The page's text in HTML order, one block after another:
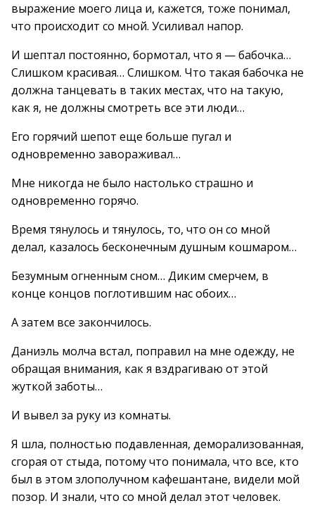
выражение моего лица и, кажется, тоже понимал,
что происходит со мной. Усиливал напор.
И шептал постоянно, бормотал, что я — бабочка…
Слишком красивая… Слишком. Что такая бабочка не
должна танцевать в таких местах, что на такую,
как я, не должны смотреть все эти люди…
Его горячий шепот еще больше пугал и
одновременно завораживал…
Мне никогда не было настолько страшно и
одновременно горячо.
Время тянулось и тянулось, то, что он со мной
делал, казалось бесконечным душным кошмаром…
Безумным огненным сном… Диким смерчем, в
конце концов поглотившим нас обоих…
А затем все закончилось.
Даниэль молча встал, поправил на мне одежду, не
обращая внимания, как я вздрагиваю от этой
жуткой заботы…
И вывел за руку из комнаты.
Я шла, полностью подавленная, деморализованная,
сгорая от стыда, потому что понимала, что все, кто
был в этом злополучном кафешантане, видели мой
позор. И знали, что со мной делал этот человек.